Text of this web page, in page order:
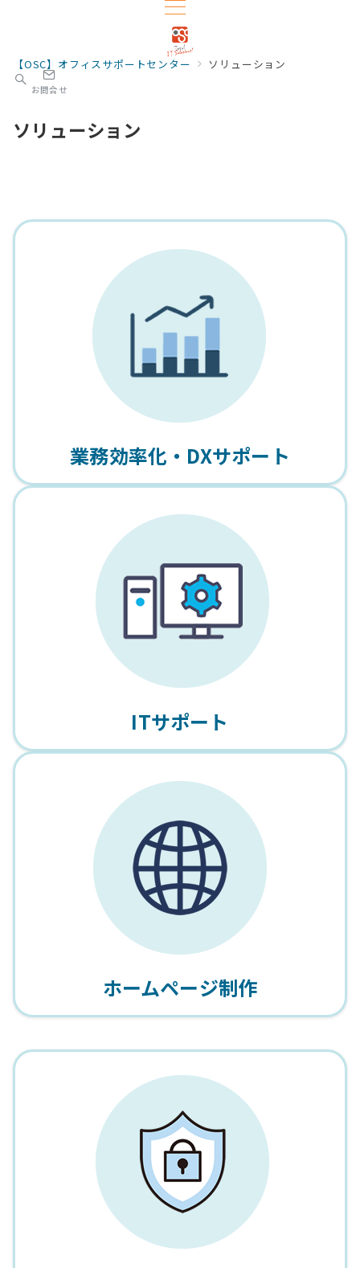
お問合せ
【OSC】オフィスサポートセンター ソリューション
ソリューション
業務効率化・DXサポート
ITサポート
ホームページ制作